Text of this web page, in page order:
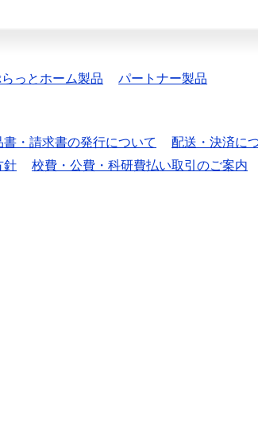
っとホーム製品 パートナー製品
書・請求書の発行について 配送・決済に
針 校費・公費・科研費払い取引のご案内